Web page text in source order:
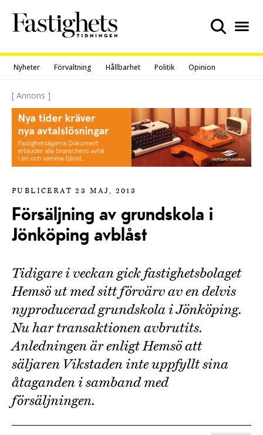
content
Nyheter Förvaltning Hållbarhet Politik Opinion
[ Annons ]
PUBLICERAT 23 MAJ, 2013
Försäljning av grundskola i
Jönköping avblåst
Tidigare i veckan gick fastighetsbolaget
Hemsö ut med sitt förvärv av en delvis
nyproducerad grundskola i Jönköping.
Nu har transaktionen avbrutits.
Anledningen är enligt Hemsö att
säljaren Vikstaden inte uppfyllt sina
åtaganden i samband med
försäljningen.